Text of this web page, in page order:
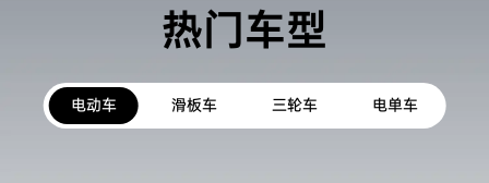
热门车型
电动车 滑板车 三轮车 电单车